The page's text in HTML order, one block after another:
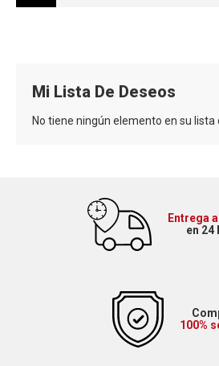
Mi Lista De Deseos
No tiene ningún elemento en su lista
Entrega
en 24
100%